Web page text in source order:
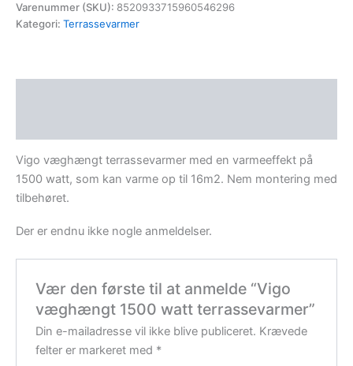
Varenummer (SKU): 8520933715960546296
Kategori: Terrassevarmer
Vigo væghængt terrassevarmer med en varmeeffekt på
1500 watt, som kan varme op til 16m2. Nem montering med
tilbehøret.
Der er endnu ikke nogle anmeldelser.
Vær den første til at anmelde “Vigo
væghængt 1500 watt terrassevarmer”
Din e-mailadresse vil ikke blive publiceret. Krævede
felter er markeret med *